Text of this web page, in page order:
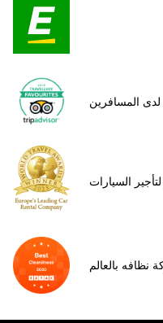
لدى المسافرين
لتأجير السيارات
بالعالم